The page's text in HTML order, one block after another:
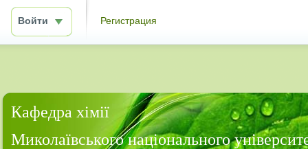
Войти Регистрация
Кафедра хімії
Миколаївського національного